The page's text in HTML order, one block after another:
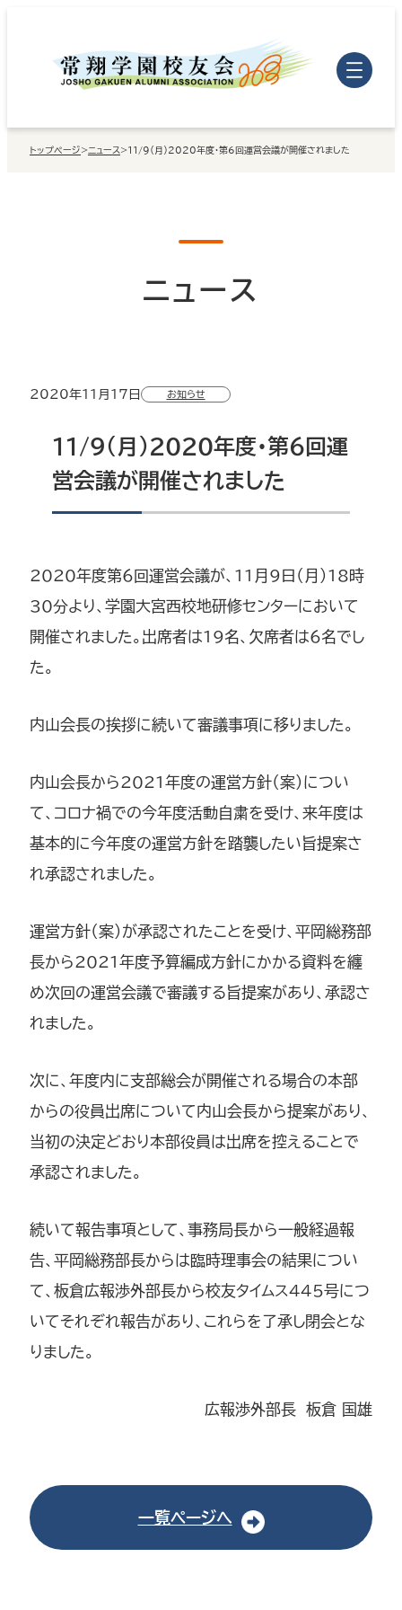
トップページ > ニュース > 11/9（月）2020年度・第6回運営会議が開催されました
ニュース
2020年11月17日 お知らせ
11/9（月）2020年度・第6回運
営会議が開催されました
2020年度第6回運営会議が、11月9日（月）18時
30分より、学園大宮西校地研修センターにおいて
開催されました。出席者は19名、欠席者は6名でし
た。
内山会長の挨拶に続いて審議事項に移りました。
内山会長から2021年度の運営方針（案）につい
て、コロナ禍での今年度活動自粛を受け、来年度は
基本的に今年度の運営方針を踏襲したい旨提案さ
れ承認されました。
運営方針（案）が承認されたことを受け、平岡総務部
長から2021年度予算編成方針にかかる資料を纏
め次回の運営会議で審議する旨提案があり、承認さ
れました。
次に、年度内に支部総会が開催される場合の本部
からの役員出席について内山会長から提案があり、
当初の決定どおり本部役員は出席を控えることで
承認されました。
続いて報告事項として、事務局長から一般経過報
告、平岡総務部長からは臨時理事会の結果につい
て、板倉広報渉外部長から校友タイムス445号につ
いてそれぞれ報告があり、これらを了承し閉会とな
りました。
広報渉外部長 板倉 国雄
一覧ページへ